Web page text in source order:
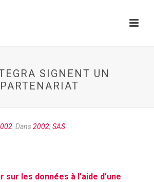
SIGNENT UN
Dans2002, SAS
sur les données à l’aide d’une